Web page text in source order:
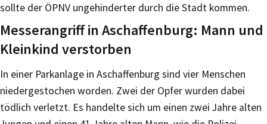
sollte der ÖPNV ungehinderter durch die Stadt kommen.
Messerangriff in Aschaffenburg: Mann und
Kleinkind verstorben
In einer Parkanlage in Aschaffenburg sind vier Menschen
niedergestochen worden. Zwei der Opfer wurden dabei
tödlich verletzt. Es handelte sich um einen zwei Jahre alten